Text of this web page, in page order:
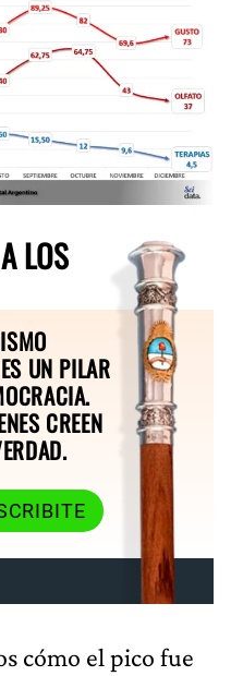
LOS
UN PILAR
CREEN
cómo el pico fue